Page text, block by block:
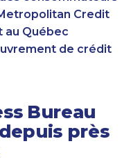
Credit
au Québec
de crédit
Bureau
près